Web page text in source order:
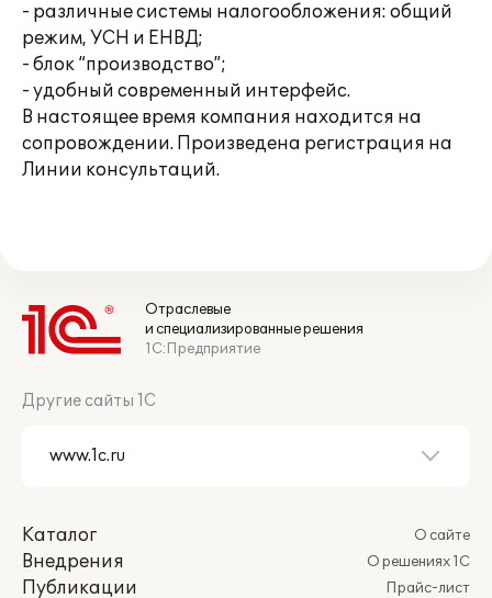
- различные системы налогообложения: общий
режим, УСН и ЕНВД;
- блок “производство”;
- удобный современный интерфейс.
В настоящее время компания находится на
сопровождении. Произведена регистрация на
Линии консультаций.
Отраслевые
и специализированные решения
1С:Предприятие
Другие сайты 1С
Каталог
Внедрения
Публикации
О сайте
О решениях 1С
Прайс-лист